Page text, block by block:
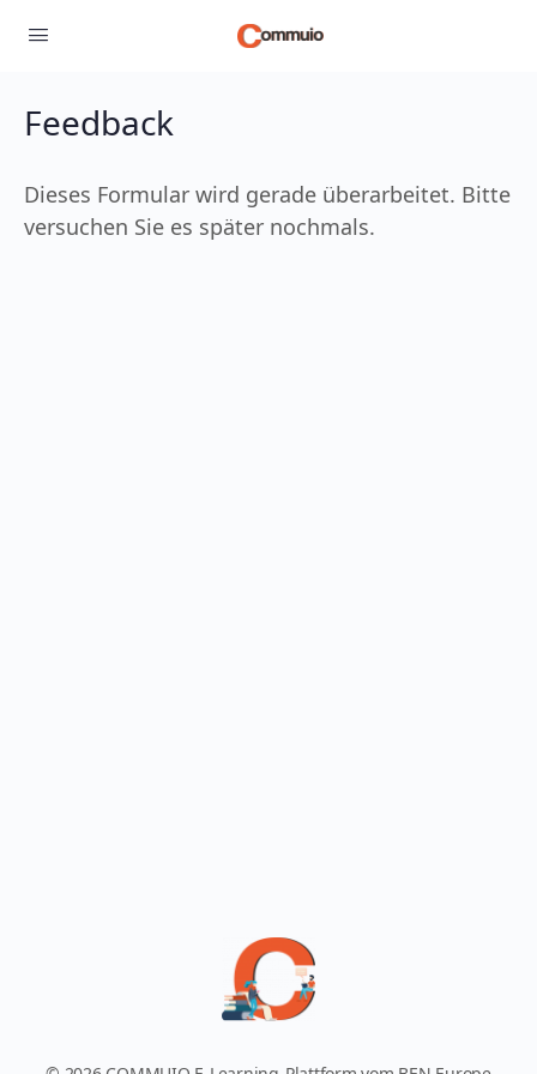
Feedback
Dieses Formular wird gerade überarbeitet. Bitte
versuchen Sie es später nochmals.